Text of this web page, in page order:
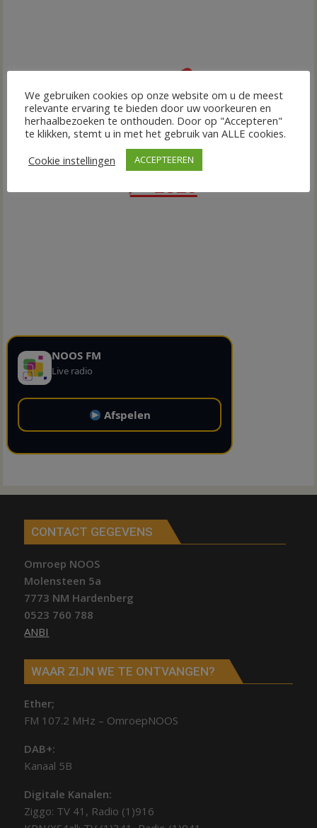
NOOS FM
Live radio
Afspelen
CONTACT GEGEVENS
Omroep NOOS
Molensteen 5a
7773 NM Hardenberg
0523 760 788
ANBI
WAAR ZIJN WE TE ONTVANGEN?
Ether;
FM 107.2 MHz – OmroepNOOS
DAB+:
Kanaal 5B
Digitale Kanalen:
Ziggo: TV 41, Radio (1)916
We gebruiken cookies op onze website om u de meest
relevante ervaring te bieden door uw voorkeuren en
herhaalbezoeken te onthouden. Door op "Accepteren"
te klikken, stemt u in met het gebruik van ALLE cookies.
Cookie instellingen
ACCEPTEEREN